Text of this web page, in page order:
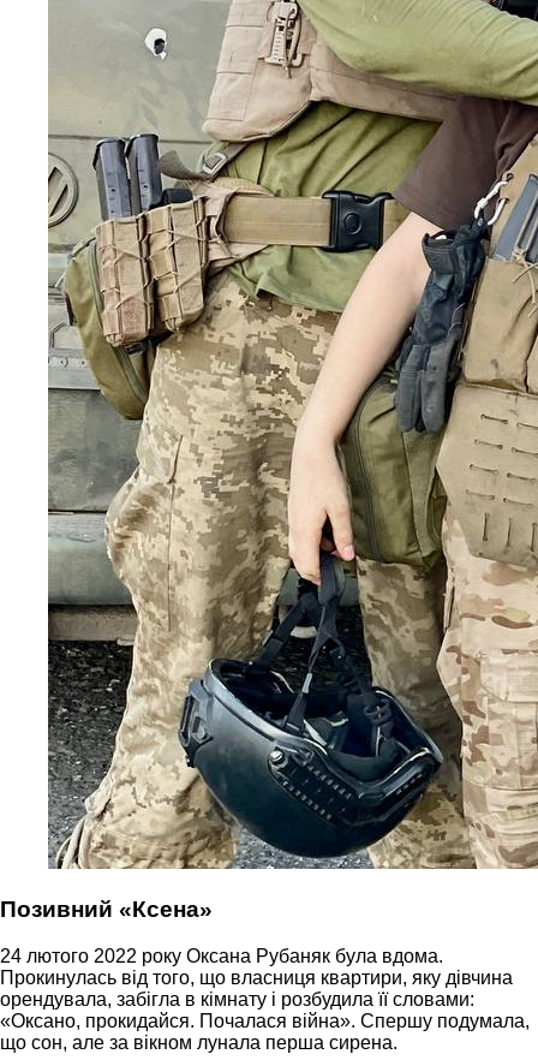
Позивний «Ксена»
24 лютого 2022 року Оксана Рубаняк була вдома.
Прокинулась від того, що власниця квартири, яку дівчина
орендувала, забігла в кімнату і розбудила її словами:
«Оксано, прокидайся. Почалася війна». Спершу подумала,
що сон, але за вікном лунала перша сирена.